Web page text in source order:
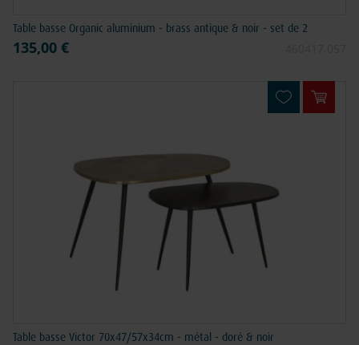
Table basse Organic aluminium - brass antique & noir - set de 2
135,00 €
Table basse Victor 70x47/57x34cm - métal - doré & noir